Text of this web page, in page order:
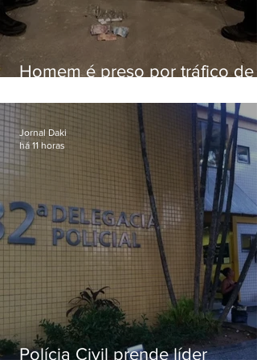
Homem é preso por tráfico de
Polícia Civil prende líder
Jornal Daki
há 11 horas